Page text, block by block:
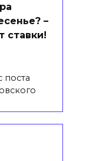
–
ставки!
поста